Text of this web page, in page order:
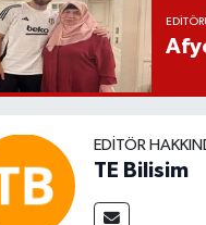
EDITÖR
TE Bilisim